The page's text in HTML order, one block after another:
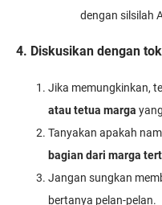
dengan silsilah
4. Diskusikan dengan
Jika memungkinkan,
atau tetua marga
Tanyakan apakah
bagian dari marga
Jangan sungkan
bertanya pelan-pelan.